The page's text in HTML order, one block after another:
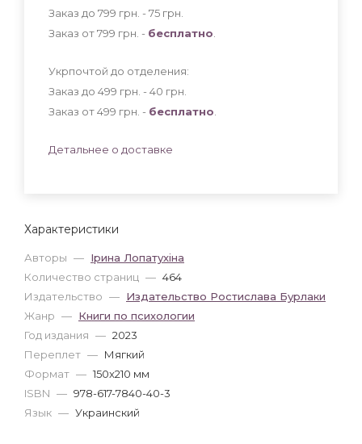
Характеристики
Авторы — Ірина Лопатухіна
Количество страниц — 464
Издательство — Издательство Ростислава Бурлаки
Жанр — Книги по психологии
Год издания — 2023
Переплет — Мягкий
Формат — 150x210 мм
ISBN — 978-617-7840-40-3
Язык — Украинский
Заказ до 799 грн. - 75 грн
Заказ от 799 грн. - бесплатно
Укрпочтой до отделения:
Заказ до 499 грн. - 40 грн
Заказ от 499 грн. - бесплатно
Детальнее о доставке